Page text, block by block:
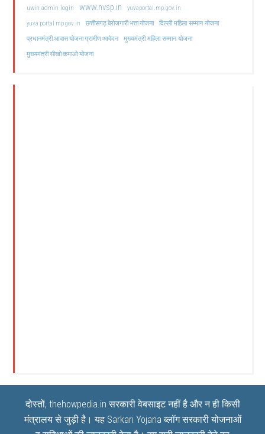
uwin admin login www.nvsp.in
yuvaportal.mp.gov.in
yuva portal mp gov.in
छत्तीसगढ़ बेरोजगारी भत्ता योजना दिल्ली महिला सम्मान योजना
प्रधानमंत्री आवास योजना ग्रामीण आवेदन मुख्यमंत्री महिला सम्मान योजना
मुख्यमंत्री सीखो कमाओ योजना
दोस्तों, thehowpedia.in सरकारी वेबसाइट नहीं है और न ही किसी
मंत्रालय से जुड़ी है। यह Sarkari Yojana ब्लॉग सरकारी योजनाओं